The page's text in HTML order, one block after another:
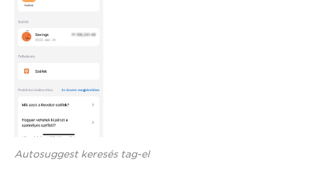
Autosuggest keresés tag-el